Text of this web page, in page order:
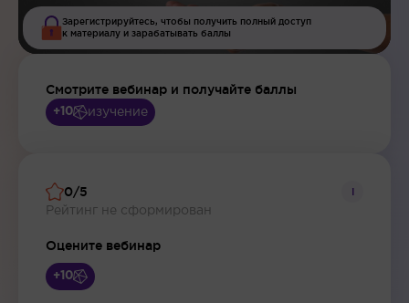
Зарегистрируйтесь, чтобы получить полный доступ
к материалу и зарабатывать баллы
Смотрите вебинар и получайте баллы
+10 изучение
0/5
Рейтинг не сформирован
i
Оцените вебинар
+10